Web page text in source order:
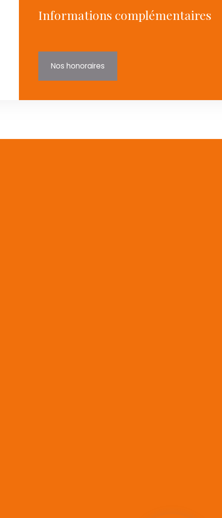
Informations complémentaires
Nos honoraires